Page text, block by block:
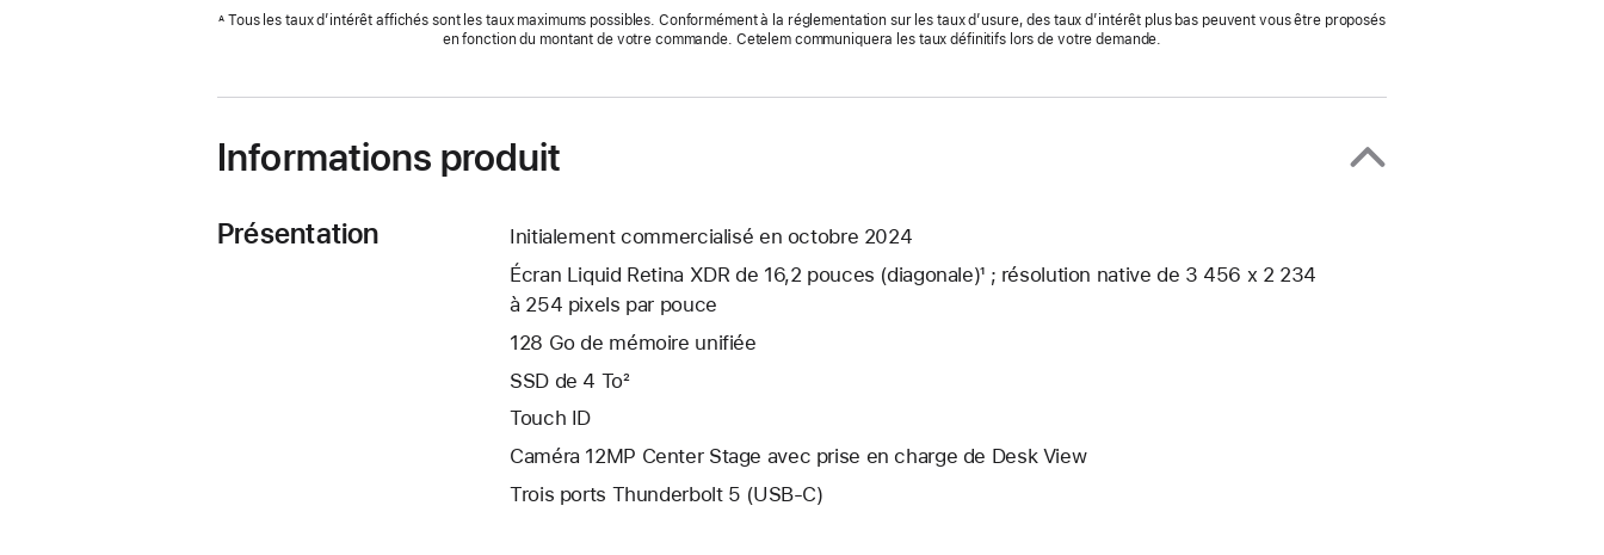
A Tous les taux d’intérêt affichés sont les taux maximums possibles. Conformément à la réglementation sur les taux d’usure, des taux d’intérêt plus bas peuvent vous être proposés
en fonction du montant de votre commande. Cetelem communiquera les taux définitifs lors de votre demande.
Informations produit
Présentation
Initialement commercialisé en octobre 2024
Écran Liquid Retina XDR de 16,2 pouces (diagonale)¹ ; résolution native de 3 456 x 2 234
à 254 pixels par pouce
128 Go de mémoire unifiée
SSD de 4 To²
Touch ID
Caméra 12MP Center Stage avec prise en charge de Desk View
Trois ports Thunderbolt 5 (USB‑C)